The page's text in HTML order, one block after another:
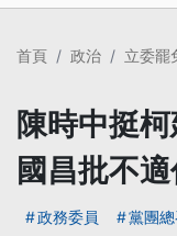
首頁 政治 立委罷
陳時中挺
國昌批不
政務委員 黨團總